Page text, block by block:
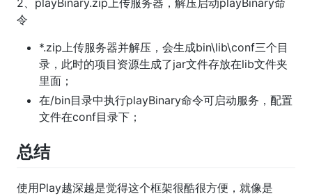
2、playBinary.zip上传服务器，解压启动playBinary命
令
*.zip上传服务器并解压，会生成bin\lib\conf三个目
录，此时的项目资源生成了jar文件存放在lib文件夹
里面；
在/bin目录中执行playBinary命令可启动服务，配置
文件在conf目录下；
总结
使用Play越深越是觉得这个框架很酷很方便，就像是